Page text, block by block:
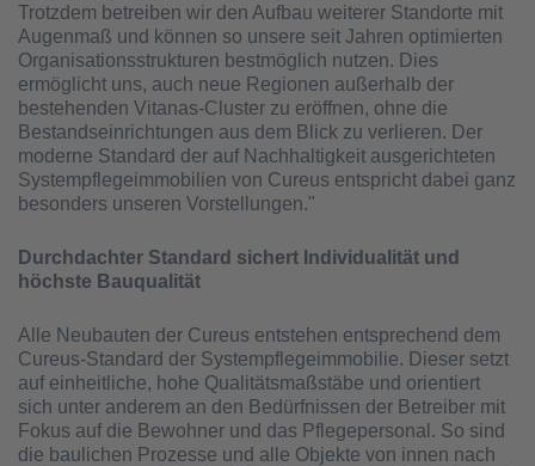
Trotzdem betreiben wir den Aufbau weiterer Standorte mit
Augenmaß und können so unsere seit Jahren optimierten
Organisationsstrukturen bestmöglich nutzen. Dies
ermöglicht uns, auch neue Regionen außerhalb der
bestehenden Vitanas-Cluster zu eröffnen, ohne die
Bestandseinrichtungen aus dem Blick zu verlieren. Der
moderne Standard der auf Nachhaltigkeit ausgerichteten
Systempflegeimmobilien von Cureus entspricht dabei ganz
besonders unseren Vorstellungen."
Durchdachter Standard sichert Individualität und
höchste Bauqualität
Alle Neubauten der Cureus entstehen entsprechend dem
Cureus-Standard der Systempflegeimmobilie. Dieser setzt
auf einheitliche, hohe Qualitätsmaßstäbe und orientiert
sich unter anderem an den Bedürfnissen der Betreiber mit
Fokus auf die Bewohner und das Pflegepersonal. So sind
die baulichen Prozesse und alle Objekte von innen nach